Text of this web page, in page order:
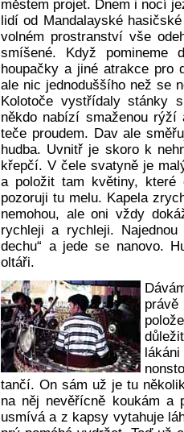
městem projet. Dnem i nocí
lidí od Mandalayské
volném prostranství vše
smíšené. Když
houpačky a jiné atrakce pro
ale nic jednoduššího než se
Kolotoče vystřídaly stánky
někdo nabízí smaženou
teče proudem. Dav ale
hudba. Uvnitř je skoro k
křepčí. V čele svatyně je
a položit tam květiny, které
pozoruji tu melu. Kapela
nemohou, ale oni vždy
rychleji a rychleji.
dechu“ a jede se nanovo.
oltáři.
tančí. On sám už je tu
na něj nevěřícně koukám
usmívá a z kapsy vytahuje